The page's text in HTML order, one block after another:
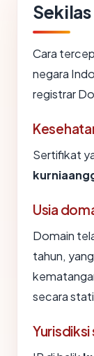
Sekilas
Cara
negara
registrar
Sertifikat
Usia
Domain
tahun,
secara
Yurisdiksi